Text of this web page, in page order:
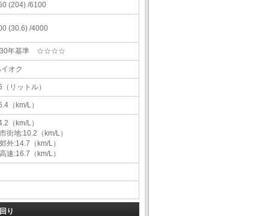
(204) /6100
(30.6) /4000
年基準 ☆☆☆☆
オク
（リットル）
（km/L）
（km/L）
街地:10.2（km/L）
外:14.7（km/L）
速:16.7（km/L）
り